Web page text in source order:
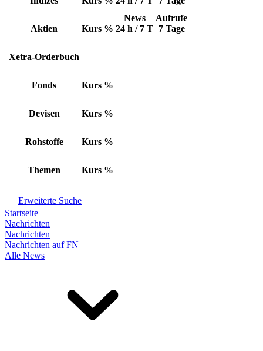
Aktien Kurs %
News
24 h / 7 T
Aufrufe
7 Tage
Xetra-Orderbuch
Fonds Kurs %
Devisen Kurs %
Rohstoffe Kurs %
Themen Kurs %
Erweiterte Suche
Startseite
Nachrichten
Nachrichten
Nachrichten auf FN
Alle News